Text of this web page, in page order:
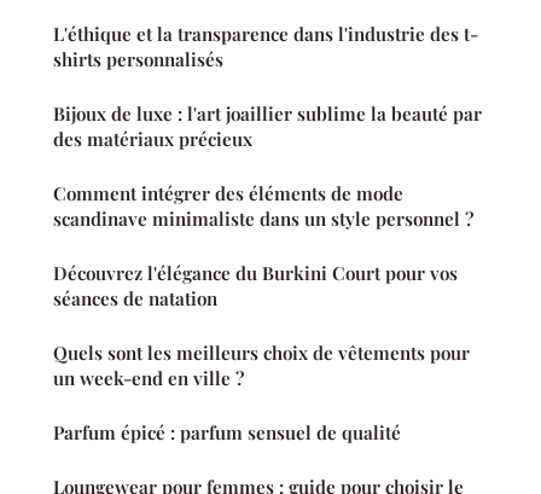
L'éthique et la transparence dans l'industrie des t-
shirts personnalisés
Bijoux de luxe : l'art joaillier sublime la beauté par
des matériaux précieux
Comment intégrer des éléments de mode
scandinave minimaliste dans un style personnel ?
Découvrez l'élégance du Burkini Court pour vos
séances de natation
Quels sont les meilleurs choix de vêtements pour
un week-end en ville ?
Parfum épicé : parfum sensuel de qualité
Loungewear pour femmes : guide pour choisir le